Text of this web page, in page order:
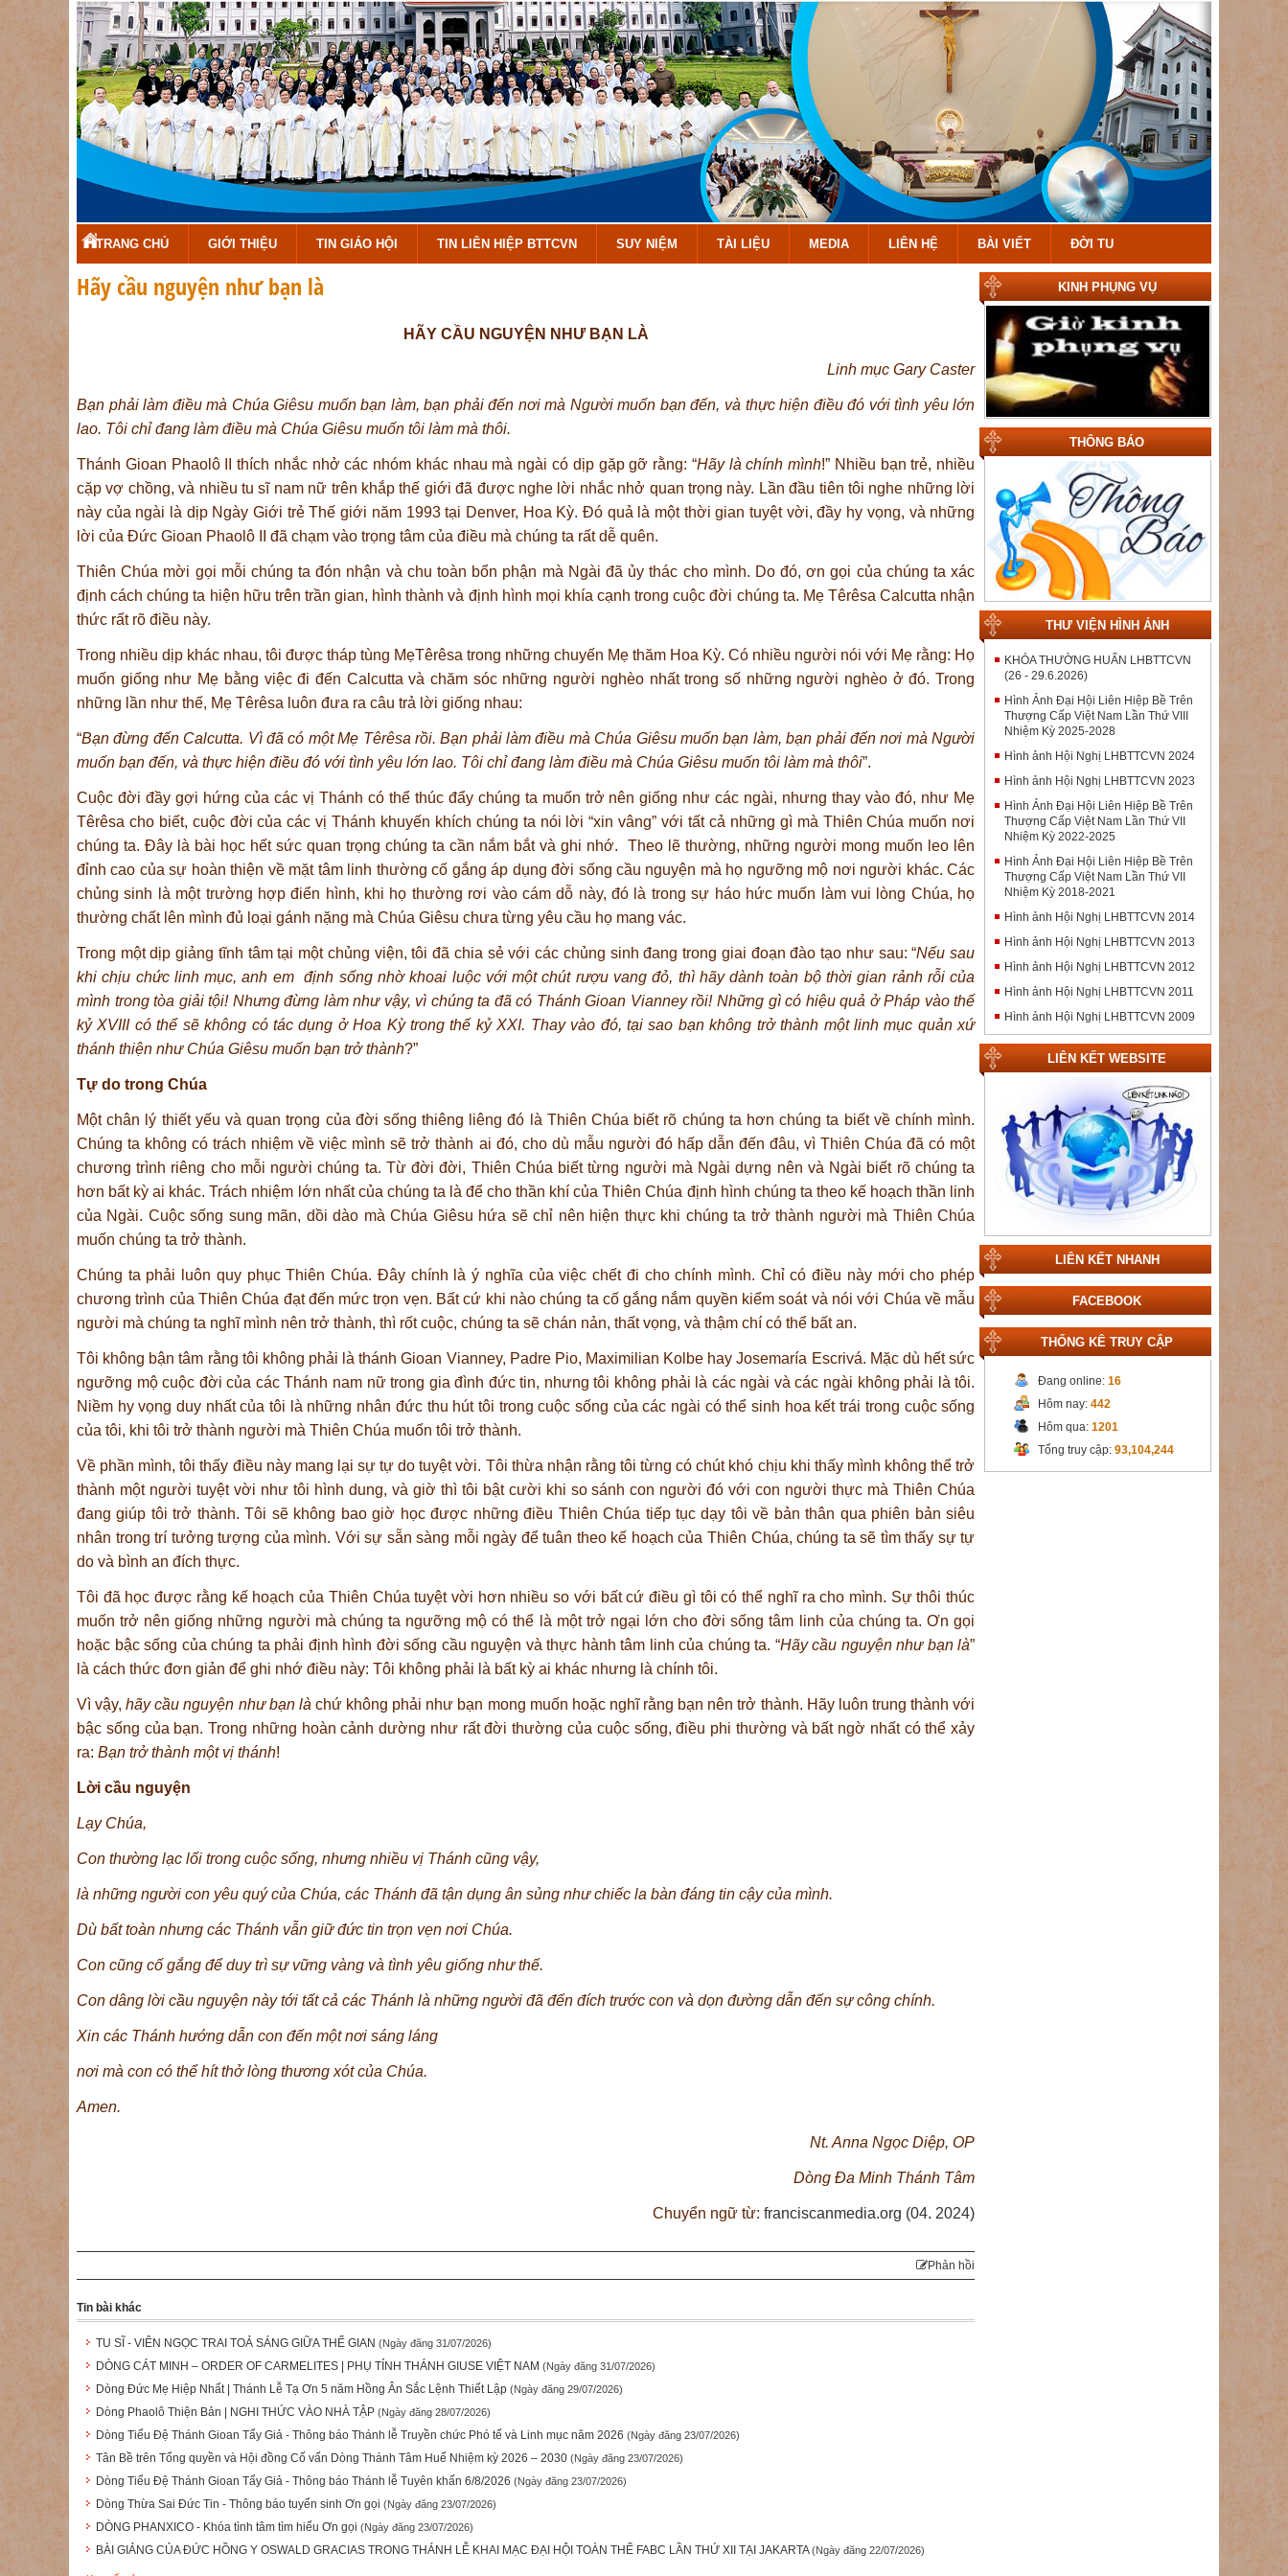
TRANG CHỦ GIỚI THIỆU TIN GIÁO HỘI TIN LIÊN HIỆP BTTCVN SUY NIỆM TÀI LIỆU MEDIA LIÊN HỆ BÀI VIẾT ĐỜI TU
Hãy cầu nguyện như bạn là
HÃY CẦU NGUYỆN NHƯ BẠN LÀ
Linh mục Gary Caster
Bạn phải làm điều mà Chúa Giêsu muốn bạn làm, bạn phải đến nơi mà Người muốn bạn đến, và thực hiện điều đó với tình yêu lớn
lao. Tôi chỉ đang làm điều mà Chúa Giêsu muốn tôi làm mà thôi.
Thánh Gioan Phaolô II thích nhắc nhở các nhóm khác nhau mà ngài có dịp gặp gỡ rằng: “Hãy là chính mình!” Nhiều bạn trẻ, nhiều
cặp vợ chồng, và nhiều tu sĩ nam nữ trên khắp thế giới đã được nghe lời nhắc nhở quan trọng này. Lần đầu tiên tôi nghe những lời
này của ngài là dịp Ngày Giới trẻ Thế giới năm 1993 tại Denver, Hoa Kỳ. Đó quả là một thời gian tuyệt vời, đầy hy vọng, và những
lời của Đức Gioan Phaolô II đã chạm vào trọng tâm của điều mà chúng ta rất dễ quên.
Thiên Chúa mời gọi mỗi chúng ta đón nhận và chu toàn bổn phận mà Ngài đã ủy thác cho mình. Do đó, ơn gọi của chúng ta xác
định cách chúng ta hiện hữu trên trần gian, hình thành và định hình mọi khía cạnh trong cuộc đời chúng ta. Mẹ Têrêsa Calcutta nhận
thức rất rõ điều này.
Trong nhiều dịp khác nhau, tôi được tháp tùng MẹTêrêsa trong những chuyến Mẹ thăm Hoa Kỳ. Có nhiều người nói với Mẹ rằng: Họ
muốn giống như Mẹ bằng việc đi đến Calcutta và chăm sóc những người nghèo nhất trong số những người nghèo ở đó. Trong
những lần như thế, Mẹ Têrêsa luôn đưa ra câu trả lời giống nhau:
“Bạn đừng đến Calcutta. Vì đã có một Mẹ Têrêsa rồi. Bạn phải làm điều mà Chúa Giêsu muốn bạn làm, bạn phải đến nơi mà Người
muốn bạn đến, và thực hiện điều đó với tình yêu lớn lao. Tôi chỉ đang làm điều mà Chúa Giêsu muốn tôi làm mà thôi”.
Cuộc đời đầy gợi hứng của các vị Thánh có thể thúc đẩy chúng ta muốn trở nên giống như các ngài, nhưng thay vào đó, như Mẹ
Têrêsa cho biết, cuộc đời của các vị Thánh khuyến khích chúng ta nói lời “xin vâng” với tất cả những gì mà Thiên Chúa muốn nơi
chúng ta. Đây là bài học hết sức quan trọng chúng ta cần nắm bắt và ghi nhớ. Theo lẽ thường, những người mong muốn leo lên
đỉnh cao của sự hoàn thiện về mặt tâm linh thường cố gắng áp dụng đời sống cầu nguyện mà họ ngưỡng mộ nơi người khác. Các
chủng sinh là một trường hợp điển hình, khi họ thường rơi vào cám dỗ này, đó là trong sự háo hức muốn làm vui lòng Chúa, họ
thường chất lên mình đủ loại gánh nặng mà Chúa Giêsu chưa từng yêu cầu họ mang vác.
Trong một dịp giảng tĩnh tâm tại một chủng viện, tôi đã chia sẻ với các chủng sinh đang trong giai đoạn đào tạo như sau: “Nếu sau
khi chịu chức linh mục, anh em định sống nhờ khoai luộc với một chút rượu vang đỏ, thì hãy dành toàn bộ thời gian rảnh rỗi của
mình trong tòa giải tội! Nhưng đừng làm như vậy, vì chúng ta đã có Thánh Gioan Vianney rồi! Những gì có hiệu quả ở Pháp vào thế
kỷ XVIII có thể sẽ không có tác dụng ở Hoa Kỳ trong thế kỷ XXI. Thay vào đó, tại sao bạn không trở thành một linh mục quản xứ
thánh thiện như Chúa Giêsu muốn bạn trở thành?”
Tự do trong Chúa
Một chân lý thiết yếu và quan trọng của đời sống thiêng liêng đó là Thiên Chúa biết rõ chúng ta hơn chúng ta biết về chính mình.
Chúng ta không có trách nhiệm về việc mình sẽ trở thành ai đó, cho dù mẫu người đó hấp dẫn đến đâu, vì Thiên Chúa đã có một
chương trình riêng cho mỗi người chúng ta. Từ đời đời, Thiên Chúa biết từng người mà Ngài dựng nên và Ngài biết rõ chúng ta
hơn bất kỳ ai khác. Trách nhiệm lớn nhất của chúng ta là để cho thần khí của Thiên Chúa định hình chúng ta theo kế hoạch thần linh
của Ngài. Cuộc sống sung mãn, dồi dào mà Chúa Giêsu hứa sẽ chỉ nên hiện thực khi chúng ta trở thành người mà Thiên Chúa
muốn chúng ta trở thành.
Chúng ta phải luôn quy phục Thiên Chúa. Đây chính là ý nghĩa của việc chết đi cho chính mình. Chỉ có điều này mới cho phép
chương trình của Thiên Chúa đạt đến mức trọn vẹn. Bất cứ khi nào chúng ta cố gắng nắm quyền kiểm soát và nói với Chúa về mẫu
người mà chúng ta nghĩ mình nên trở thành, thì rốt cuộc, chúng ta sẽ chán nản, thất vọng, và thậm chí có thể bất an.
Tôi không bận tâm rằng tôi không phải là thánh Gioan Vianney, Padre Pio, Maximilian Kolbe hay Josemaría Escrivá. Mặc dù hết sức
ngưỡng mộ cuộc đời của các Thánh nam nữ trong gia đình đức tin, nhưng tôi không phải là các ngài và các ngài không phải là tôi.
Niềm hy vọng duy nhất của tôi là những nhân đức thu hút tôi trong cuộc sống của các ngài có thể sinh hoa kết trái trong cuộc sống
của tôi, khi tôi trở thành người mà Thiên Chúa muốn tôi trở thành.
Về phần mình, tôi thấy điều này mang lại sự tự do tuyệt vời. Tôi thừa nhận rằng tôi từng có chút khó chịu khi thấy mình không thể trở
thành một người tuyệt vời như tôi hình dung, và giờ thì tôi bật cười khi so sánh con người đó với con người thực mà Thiên Chúa
đang giúp tôi trở thành. Tôi sẽ không bao giờ học được những điều Thiên Chúa tiếp tục dạy tôi về bản thân qua phiên bản siêu
nhân trong trí tưởng tượng của mình. Với sự sẵn sàng mỗi ngày để tuân theo kế hoạch của Thiên Chúa, chúng ta sẽ tìm thấy sự tự
do và bình an đích thực.
Tôi đã học được rằng kế hoạch của Thiên Chúa tuyệt vời hơn nhiều so với bất cứ điều gì tôi có thể nghĩ ra cho mình. Sự thôi thúc
muốn trở nên giống những người mà chúng ta ngưỡng mộ có thể là một trở ngại lớn cho đời sống tâm linh của chúng ta. Ơn gọi
hoặc bậc sống của chúng ta phải định hình đời sống cầu nguyện và thực hành tâm linh của chúng ta. “Hãy cầu nguyện như bạn là”
là cách thức đơn giản để ghi nhớ điều này: Tôi không phải là bất kỳ ai khác nhưng là chính tôi.
Vì vậy,hãy cầu nguyện như bạn là chứ không phải như bạn mong muốn hoặc nghĩ rằng bạn nên trở thành. Hãy luôn trung thành với
bậc sống của bạn. Trong những hoàn cảnh dường như rất đời thường của cuộc sống, điều phi thường và bất ngờ nhất có thể xảy
ra: Bạn trở thành một vị thánh!
Lời cầu nguyện
Lạy Chúa,
Con thường lạc lối trong cuộc sống, nhưng nhiều vị Thánh cũng vậy,
là những người con yêu quý của Chúa, các Thánh đã tận dụng ân sủng như chiếc la bàn đáng tin cậy của mình.
Dù bất toàn nhưng các Thánh vẫn giữ đức tin trọn vẹn nơi Chúa.
Con cũng cố gắng để duy trì sự vững vàng và tình yêu giống như thế.
Con dâng lời cầu nguyện này tới tất cả các Thánh là những người đã đến đích trước con và dọn đường dẫn đến sự công chính.
Xin các Thánh hướng dẫn con đến một nơi sáng láng
nơi mà con có thể hít thở lòng thương xót của Chúa.
Amen.
Nt. Anna Ngọc Diệp, OP
Dòng Đa Minh Thánh Tâm
Chuyển ngữ từ:franciscanmedia.org (04. 2024)
Phản hồi
Tin bài khác
TU SĨ - VIÊN NGỌC TRAI TOẢ SÁNG GIỮA THẾ GIAN (Ngày đăng 31/07/2026)
DÒNG CÁT MINH – ORDER OF CARMELITES | PHỤ TỈNH THÁNH GIUSE VIỆT NAM (Ngày đăng 31/07/2026)
Dòng Đức Mẹ Hiệp Nhất | Thánh Lễ Tạ Ơn 5 năm Hồng Ân Sắc Lệnh Thiết Lập (Ngày đăng 29/07/2026)
Dòng Phaolô Thiện Bản | NGHI THỨC VÀO NHÀ TẬP (Ngày đăng 28/07/2026)
Dòng Tiểu Đệ Thánh Gioan Tẩy Giả - Thông báo Thánh lễ Truyền chức Phó tế và Linh mục năm 2026 (Ngày đăng 23/07/2026)
Tân Bề trên Tổng quyền và Hội đồng Cố vấn Dòng Thánh Tâm Huế Nhiệm kỳ 2026 – 2030 (Ngày đăng 23/07/2026)
Dòng Tiểu Đệ Thánh Gioan Tẩy Giả - Thông báo Thánh lễ Tuyên khấn 6/8/2026 (Ngày đăng 23/07/2026)
Dòng Thừa Sai Đức Tin - Thông báo tuyển sinh Ơn gọi (Ngày đăng 23/07/2026)
DÒNG PHANXICO - Khóa tình tâm tìm hiểu Ơn gọi (Ngày đăng 23/07/2026)
BÀI GIẢNG CỦA ĐỨC HỒNG Y OSWALD GRACIAS TRONG THÁNH LỄ KHAI MẠC ĐẠI HỘI TOÀN THỂ FABC LẦN THỨ XII TẠI JAKARTA(Ngày đăng 22/07/2026)
KINH PHỤNG VỤ
THÔNG BÁO
THƯ VIỆN HÌNH ẢNH
KHÓA THƯỜNG HUẤN LHBTTCVN
(26 - 29.6.2026)
Hình Ảnh Đại Hội Liên Hiệp Bề Trên
Thượng Cấp Việt Nam Lần Thứ VIII
Nhiệm Kỳ 2025-2028
Hình ảnh Hội Nghị LHBTTCVN 2024
Hình ảnh Hội Nghị LHBTTCVN 2023
Hình Ảnh Đại Hội Liên Hiệp Bề Trên
Thượng Cấp Việt Nam Lần Thứ VII
Nhiệm Kỳ 2022-2025
Hình Ảnh Đại Hội Liên Hiệp Bề Trên
Thượng Cấp Việt Nam Lần Thứ VII
Nhiệm Kỳ 2018-2021
Hình ảnh Hội Nghị LHBTTCVN 2014
Hình ảnh Hội Nghị LHBTTCVN 2013
Hình ảnh Hội Nghị LHBTTCVN 2012
Hình ảnh Hội Nghị LHBTTCVN 2011
Hình ảnh Hội Nghị LHBTTCVN 2009
LIÊN KẾT WEBSITE
LIÊN KẾT NHANH
FACEBOOK
THỐNG KÊ TRUY CẬP
Đang online:16
Hôm nay:442
Hôm qua:1201
Tổng truy cập:93,104,244